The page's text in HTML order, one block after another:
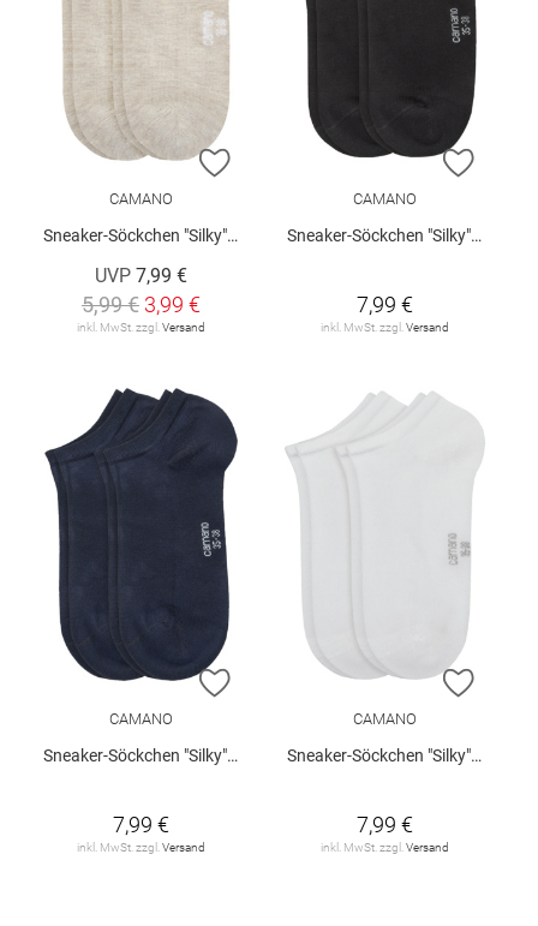
ZUR WUNSCHLISTE HINZUFÜGEN
CAMANO
Sneaker-Söckchen "Silky", 2er-Pack
UVP 7,99 €
5,99 € 3,99 €
inkl. MwSt. zzgl.Versand
ZUR
CAMANO
Sneaker-Söckchen "Silky", 2er-Pack
7,99 €
inkl. MwSt. zzgl.Versand
ZUR WUNSCHLISTE HINZUFÜGEN
CAMANO
Sneaker-Söckchen "Silky", 2er-Pack
7,99 €
inkl. MwSt. zzgl.Versand
ZUR
CAMANO
Sneaker-Söckchen "Silky", 2er-Pack
7,99 €
inkl. MwSt. zzgl.Versand